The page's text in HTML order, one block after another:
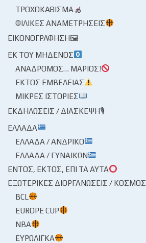
ΤΡΟΧΟΚΆΘΙΣΜΑ
ΦΙΛΙΚΈΣ ΑΝΑΜΕΤΡΉΣΕΙΣ
ΕΙΚΟΝΟΓΡΆΦΗΣΗ🖼
ΕΚ ΤΟΥ ΜΗΔΕΝΌΣ
ΑΝΆΔΡΟΜΟΣ… ΜΆΡΙΟΣ!
ΕΚΤΌΣ ΕΜΒΈΛΕΙΑΣ
ΜΙΚΡΈΣ ΙΣΤΟΡΊΕΣ
ΕΚΔΗΛΏΣΕΙΣ / ΔΙΆΣΚΕΨΗ🎙
ΕΛΛΆΔΑ
ΕΛΛΆΔΑ / ΑΝΔΡΙΚΌ
ΕΛΛΆΔΑ / ΓΥΝΑΙΚΏΝ
ΕΝΤΌΣ, ΕΚΤΌΣ, ΕΠΊ ΤΑ ΑΥΤΆ
ΕΞΩΤΕΡΙΚΈΣ ΔΙΟΡΓΑΝΏΣΕΙΣ / ΚΌΣΜΟΣ
BCL
EUROPE CUP
NBA
ΕΥΡΩΛΊΓΚΑ